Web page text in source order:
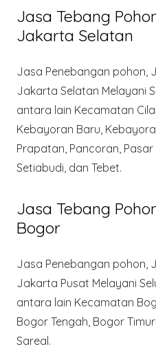
Jasa Tebang
Jakarta Selatan
Jasa Penebangan pohon,
Jakarta Selatan Melayani
antara lain Kecamatan
Kebayoran Baru,
Prapatan, Pancoran,
Setiabudi, dan Tebet.
Jasa Tebang
Bogor
Jasa Penebangan pohon,
Jakarta Pusat Melayani
antara lain Kecamatan
Bogor Tengah, Bogor
Sareal.